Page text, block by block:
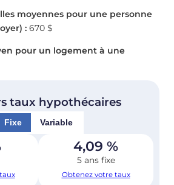
moyennes pour une personne
: 670 $
pour un logement à une
taux hypothécaires
Fixe Variable
4,09 %
5 ans fixe
Obtenez votre taux